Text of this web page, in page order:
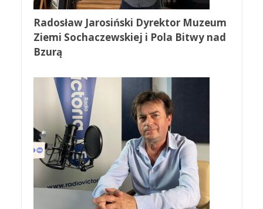
Radosław Jarosiński Dyrektor Muzeum
Ziemi Sochaczewskiej i Pola Bitwy nad
Bzurą